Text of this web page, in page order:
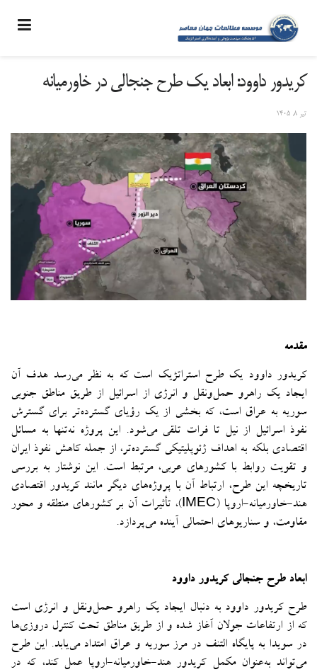
کریدور داوود: ابعاد یک طرح جنجالی در خاورمیانه
تیر ۸, ۱۴۰۵
مقدمه
کریدور داوود یک طرح استراتژیک است که به نظر می‌رسد هدف آن
ایجاد یک راهرو حمل‌ونقل و انرژی از اسرائیل از طریق مناطق جنوبی
سوریه به عراق است، که بخشی از یک رؤیای گسترده‌تر برای گسترش
نفوذ اسرائیل از نیل تا فرات تلقی می‌شود. این پروژه نه‌تنها به مسائل
اقتصادی بلکه به اهداف ژئوپلیتیکی گسترده‌تر، از جمله کاهش نفوذ ایران
و تقویت روابط با کشورهای عربی، مرتبط است. این نوشتار به بررسی
تاریخچه این طرح، ارتباط آن با پروژه‌های دیگر مانند کریدور اقتصادی
هند-خاورمیانه-اروپا (IMEC)، تأثیرات آن بر کشورهای منطقه و محور
مقاومت، و سناریوهای احتمالی آینده می‌پردازد.
ابعاد طرح جنجالی کریدور داوود
طرح کریدور داوود به دنبال ایجاد یک راهرو حمل‌ونقل و انرژی است
که از ارتفاعات جولان آغاز شده و از طریق مناطق تحت کنترل دروزی‌ها
در سویدا به پایگاه التنف در مرز سوریه و عراق امتداد می‌یابد. این طرح
می‌تواند به‌عنوان مکمل کریدور هند-خاورمیانه-اروپا عمل کند، که در